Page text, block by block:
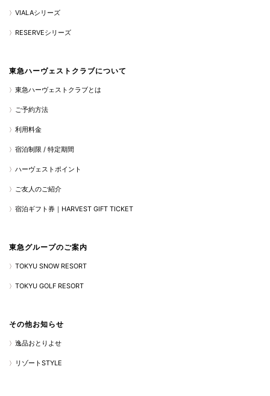
VIALAシリーズ
RESERVEシリーズ
東急ハーヴェストクラブについて
東急ハーヴェストクラブとは
ご予約方法
利用料金
宿泊制限 / 特定期間
ハーヴェストポイント
ご友人のご紹介
宿泊ギフト券｜HARVEST GIFT TICKET
東急グループのご案内
TOKYU SNOW RESORT
TOKYU GOLF RESORT
その他お知らせ
逸品おとりよせ
リゾートSTYLE